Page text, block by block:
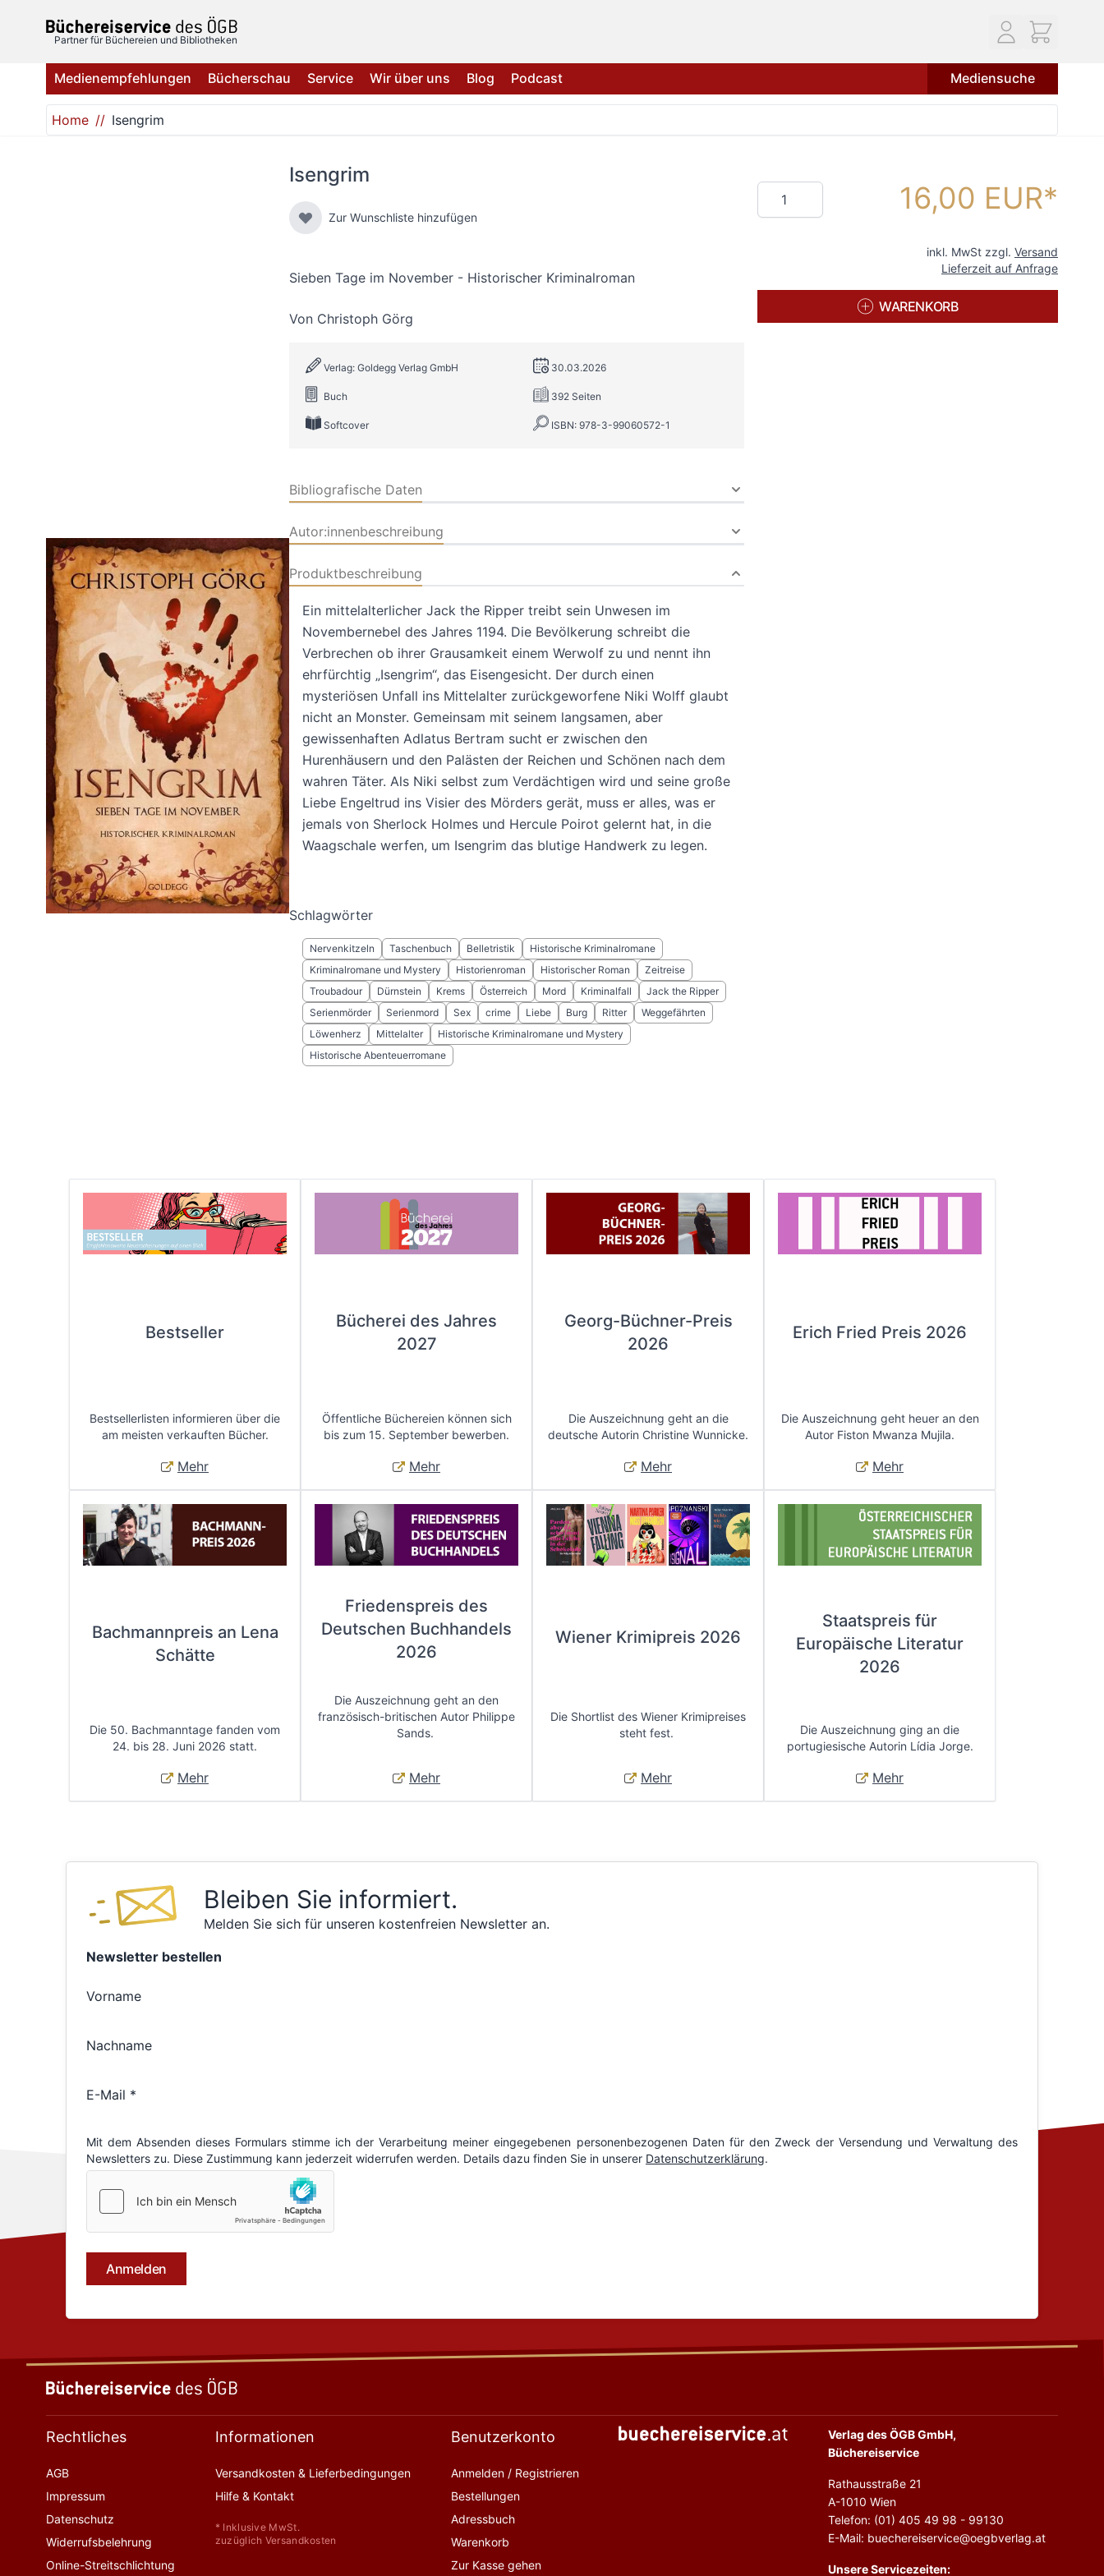
Partner für Büchereien und Bibliotheken
Medienempfehlungen Bücherschau Service Wir über uns Blog Podcast Mediensuche
Home Isengrim
Isengrim
Zur Wunschliste hinzufügen
Sieben Tage im November - Historischer Kriminalroman
Von Christoph Görg
Verlag: Goldegg Verlag GmbH 30.03.2026
Buch 392 Seiten
Softcover ISBN: 978-3-99060572-1
Bibliografische Daten
Autor:innenbeschreibung
Produktbeschreibung
Ein mittelalterlicher Jack the Ripper treibt sein Unwesen im
Novembernebel des Jahres 1194. Die Bevölkerung schreibt die
Verbrechen ob ihrer Grausamkeit einem Werwolf zu und nennt ihn
ehrfürchtig „Isengrim“, das Eisengesicht. Der durch einen
mysteriösen Unfall ins Mittelalter zurückgeworfene Niki Wolff glaubt
nicht an Monster. Gemeinsam mit seinem langsamen, aber
gewissenhaften Adlatus Bertram sucht er zwischen den
Hurenhäusern und den Palästen der Reichen und Schönen nach dem
wahren Täter. Als Niki selbst zum Verdächtigen wird und seine große
Liebe Engeltrud ins Visier des Mörders gerät, muss er alles, was er
jemals von Sherlock Holmes und Hercule Poirot gelernt hat, in die
Waagschale werfen, um Isengrim das blutige Handwerk zu legen.
Schlagwörter
Nervenkitzeln Taschenbuch Belletristik
Historische Kriminalromane
Kriminalromane und Mystery
Historienroman Historischer Roman
Zeitreise
Troubadour
Dürnstein Krems Österreich Mord Kriminalfall
Jack the Ripper
Serienmörder
Serienmord Sex crime Liebe Burg Ritter
Weggefährten
Löwenherz
Mittelalter
Historische Kriminalromane und Mystery
Historische Abenteuerromane
Menge 16,00 EUR
inkl. MwSt zzgl. Versand
Lieferzeit auf Anfrage
WARENKORB
Bestseller
Bestsellerlisten informieren über die
am meisten verkauften Bücher.
Mehr
Bücherei des Jahres
2027
Öffentliche Büchereien können sich
bis zum 15. September bewerben.
Mehr
Georg-Büchner-Preis
2026
Die Auszeichnung geht an die
deutsche Autorin Christine Wunnicke.
Mehr
Erich Fried Preis 2026
Die Auszeichnung geht heuer an den
Autor Fiston Mwanza Mujila.
Mehr
Bachmannpreis an Lena
Schätte
Die 50. Bachmanntage fanden vom
24. bis 28. Juni 2026 statt.
Mehr
Friedenspreis des
Deutschen Buchhandels
2026
Die Auszeichnung geht an den
französisch-britischen Autor Philippe
Sands.
Mehr
Wiener Krimipreis 2026
Die Shortlist des Wiener Krimipreises
steht fest.
Mehr
Staatspreis für
Europäische Literatur
2026
Die Auszeichnung ging an die
portugiesische Autorin Lídia Jorge.
Mehr
Bleiben Sie informiert.
Melden Sie sich für unseren kostenfreien Newsletter an.
Rechtliches
AGB
Impressum
Datenschutz
Widerrufsbelehrung
Online-Streitschlichtung
Informationen
Versandkosten & Lieferbedingungen
Hilfe & Kontakt
* Inklusive MwSt.
zuzüglich Versandkosten
Benutzerkonto
Anmelden / Registrieren
Bestellungen
Adressbuch
Warenkorb
Zur Kasse gehen
Verlag des ÖGB GmbH,
Büchereiservice
Rathausstraße 21
A-1010 Wien
Telefon: (01) 405 49 98 - 99130
E-Mail: buechereiservice@oegbverlag.at
Unsere Servicezeiten: